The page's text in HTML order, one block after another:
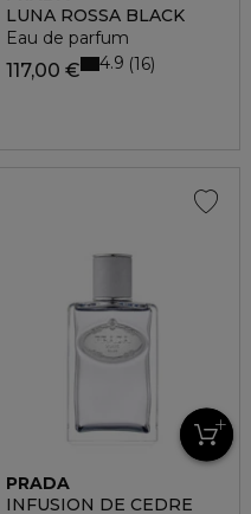
LUNA ROSSA BLACK
Eau de parfum
117,00 € 4.9 16
PRADA
INFUSION DE CEDRE